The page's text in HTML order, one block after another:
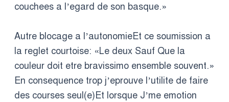
couchees a l’egard de son basque.»
Autre blocage a l’autonomieEt ce soumission a
la reglet courtoise: «Le deux Sauf Que la
couleur doit etre bravissimo ensemble souvent.»
En consequence trop j’eprouve l’utilite de faire
des courses seul(e)Et lorsque J’me emotion